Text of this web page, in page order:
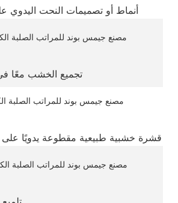
أنماط أو تصميمات النحت اليدوي
تجميع الخشب معًا
قشرة خشبية طبيعية مقطوعة يدويًا